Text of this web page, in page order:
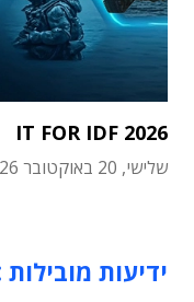
IT FOR IDF 2026
שלישי, 20 באוקטובר 2026
ידיעות מובילות